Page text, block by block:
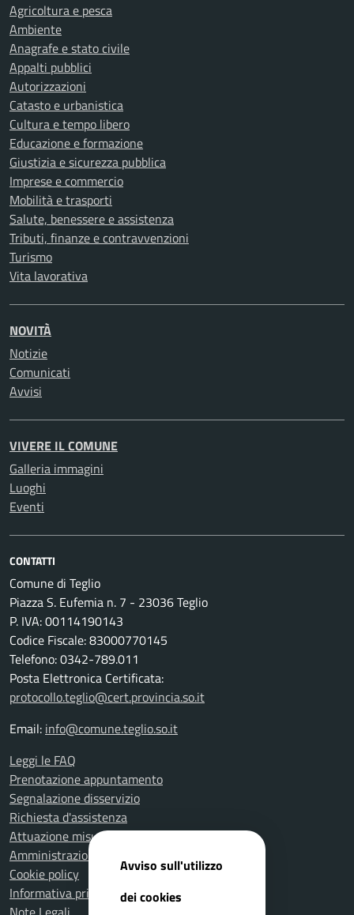
Agricoltura e pesca
Ambiente
Anagrafe e stato civile
Appalti pubblici
Autorizzazioni
Catasto e urbanistica
Cultura e tempo libero
Educazione e formazione
Giustizia e sicurezza pubblica
Imprese e commercio
Mobilità e trasporti
Salute, benessere e assistenza
Tributi, finanze e contravvenzioni
Turismo
Vita lavorativa
NOVITÀ
Notizie
Comunicati
Avvisi
VIVERE IL COMUNE
Galleria immagini
Luoghi
Eventi
CONTATTI
Comune di Teglio
Piazza S. Eufemia n. 7 - 23036 Teglio
P. IVA: 00114190143
Codice Fiscale: 83000770145
Telefono: 0342-789.011
Posta Elettronica Certificata:
protocollo.teglio@cert.provincia.so.it
Email: info@comune.teglio.so.it
Leggi le FAQ
Prenotazione appuntamento
Segnalazione disservizio
Richiesta d'assistenza
Attuazione misure PNRR
Amministrazione trasparente
Cookie policy
Informativa privacy
Avviso sull'utilizzo
dei cookies